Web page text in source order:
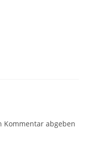
Kommentar abgeben